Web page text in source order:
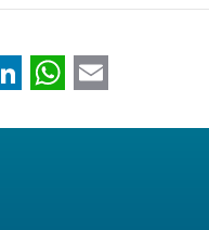
LinkedIn